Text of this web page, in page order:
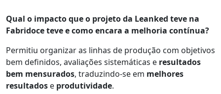
Qual o impacto que o projeto da Leanked teve na
Fabridoce teve e como encara a melhoria contínua?
Permitiu organizar as linhas de produção com objetivos
bem definidos, avaliações sistemáticas e resultados
bem mensurados, traduzindo-se em melhores
resultados e produtividade.